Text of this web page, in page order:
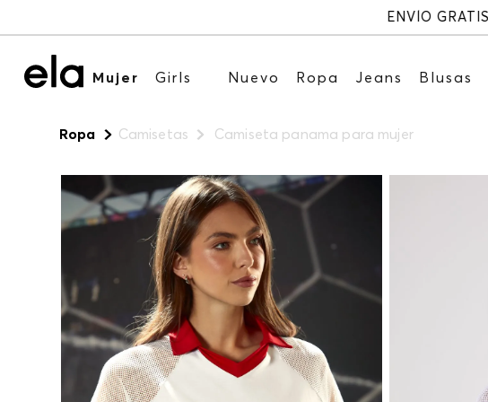
Mujer Girls Nuevo Ropa Jeans Blusas
Ropa Camisetas Camiseta panama para mujer